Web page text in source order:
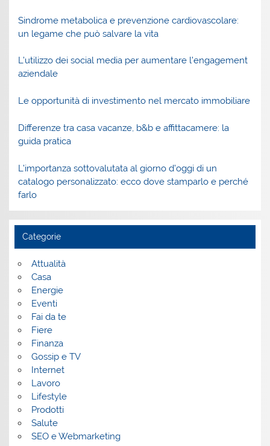
Sindrome metabolica e prevenzione cardiovascolare:
un legame che può salvare la vita
L’utilizzo dei social media per aumentare l’engagement
aziendale
Le opportunità di investimento nel mercato immobiliare
Differenze tra casa vacanze, b&b e affittacamere: la
guida pratica
L’importanza sottovalutata al giorno d’oggi di un
catalogo personalizzato: ecco dove stamparlo e perché
farlo
Categorie
Attualità
Casa
Energie
Eventi
Fai da te
Fiere
Finanza
Gossip e TV
Internet
Lavoro
Lifestyle
Prodotti
Salute
SEO e Webmarketing